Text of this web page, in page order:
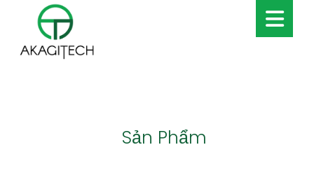
Sản Phẩm